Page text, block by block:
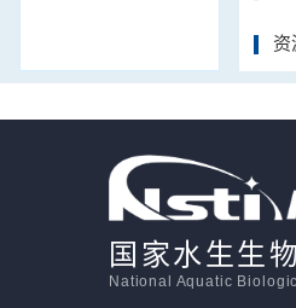
资
国家水生生
National Aquatic